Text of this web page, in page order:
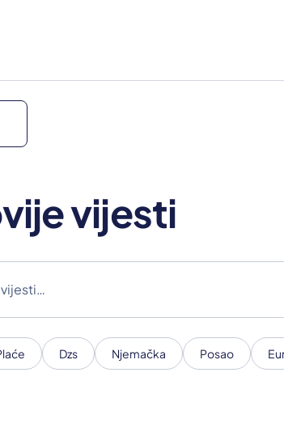
vijesti
Dzs Njemačka Posao